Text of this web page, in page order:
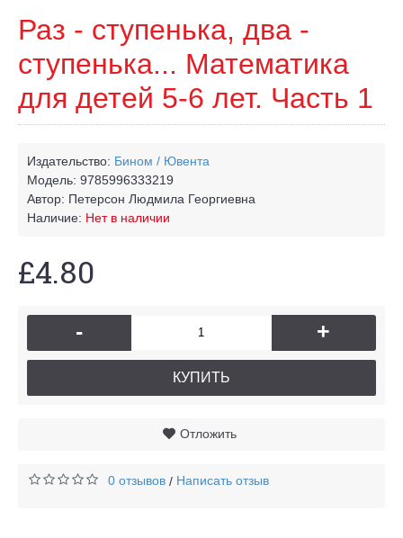
Раз - ступенька, два -
ступенька... Математика
для детей 5-6 лет. Часть 1
Издательство: Бином / Ювента
Модель: 9785996333219
Автор: Петерсон Людмила Георгиевна
Наличие: Нет в наличии
£4.80
- +
КУПИТЬ
Отложить
0 отзывов / Написать отзыв